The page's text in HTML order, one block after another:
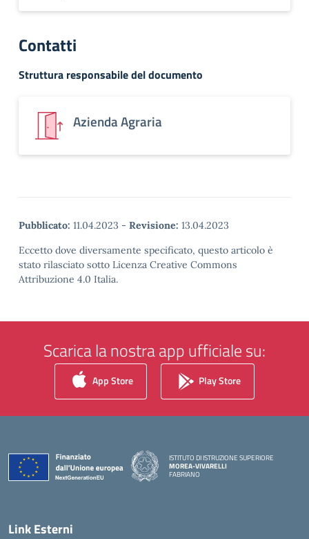
Contatti
Struttura responsabile del documento
Azienda Agraria
Pubblicato: 11.04.2023 - Revisione: 13.04.2023
Eccetto dove diversamente specificato, questo articolo è
stato rilasciato sotto Licenza Creative Commons
Attribuzione 4.0 Italia.
Scarica la nostra app ufficiale su:
App Store Play Store
ISTITUTO DI ISTRUZIONE SUPERIORE
MOREA-VIVARELLI
FABRIANO
Link Esterni